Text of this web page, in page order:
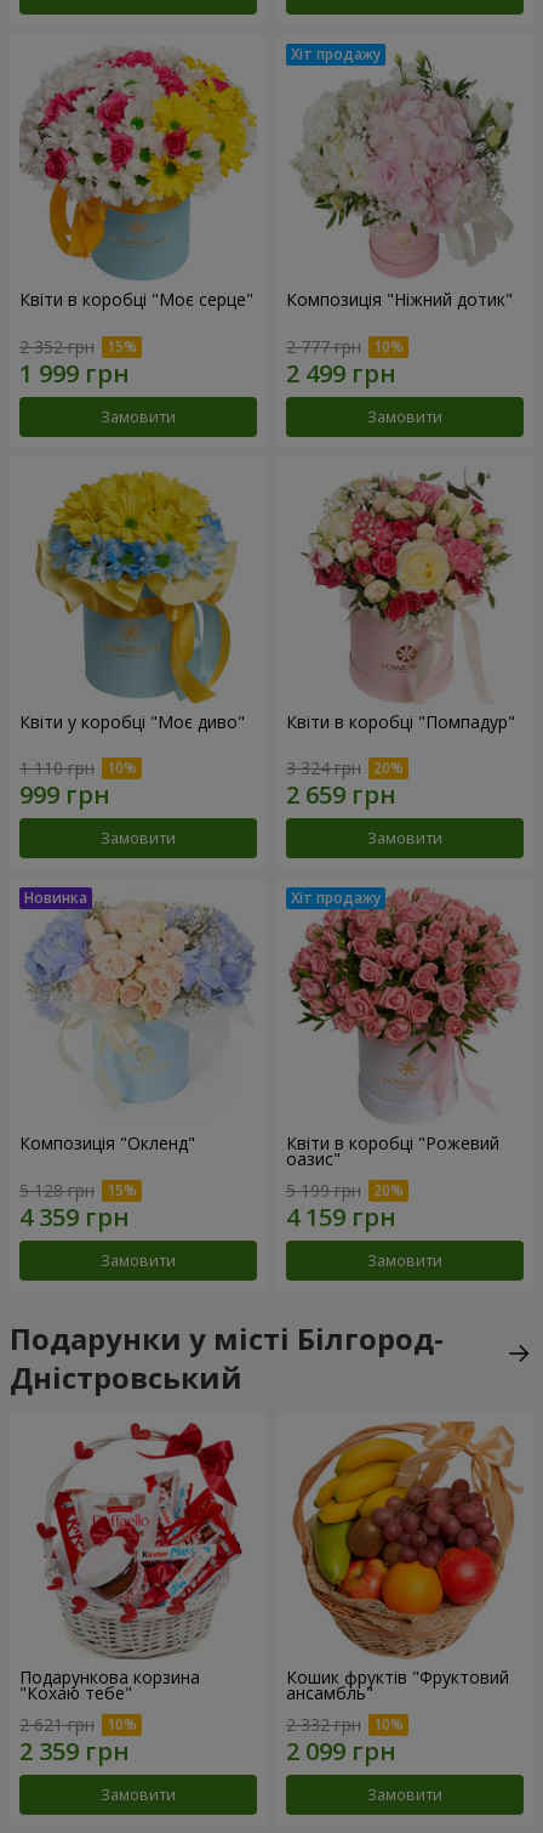
Квіти в коробці "Моє серце"
2 352 грн
Замовити
Композиція "Ніжний дотик"
2 777 грн
Замовити
Квіти у коробці "Моє диво"
1 110 грн
Замовити
Квіти в коробці "Помпадур"
3 324 грн
Замовити
Композиція "Окленд"
5 128 грн
Замовити
Квіти в коробці "Рожевий
оазис"
5 199 грн
Замовити
Подарунки у місті Білгород-
Дністровський
Подарункова корзина
"Кохаю тебе"
2 621 грн
Замовити
Кошик фруктів "Фруктовий
ансамбль"
2 332 грн
Замовити